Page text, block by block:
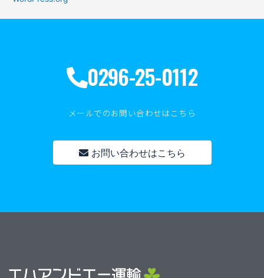
0296-25-0112
メールでのお問い合わせはこちら
お問い合わせはこちら